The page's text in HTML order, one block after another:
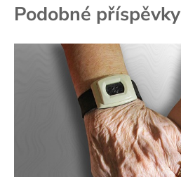
Podobné příspěvky